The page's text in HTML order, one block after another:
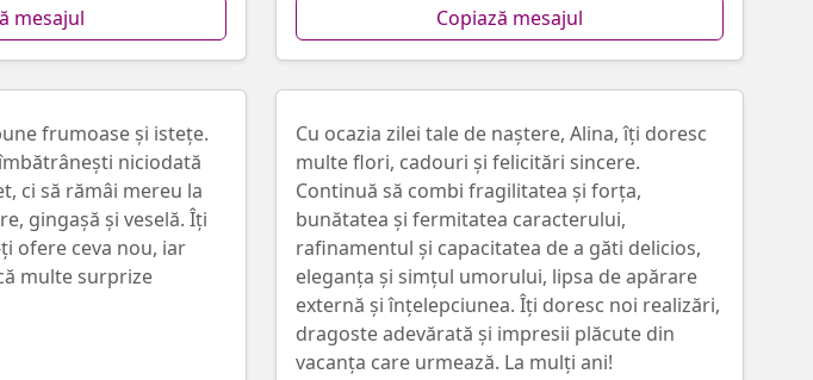
mesajul Copiază mesajul
frumoase și istețe.
niciodată
ci să rămâi mereu la
gingaşă și veselă. Îţi
ofere ceva nou, iar
multe surprize
Cu ocazia zilei tale de naştere, Alina, îți doresc
multe flori, cadouri şi felicitări sincere.
Continuă să combi fragilitatea și forța,
bunătatea și fermitatea caracterului,
rafinamentul și capacitatea de a găti delicios,
eleganța și simțul umorului, lipsa de apărare
externă și înțelepciunea. Îţi doresc noi realizări,
dragoste adevărată și impresii plăcute din
vacanța care urmează. La mulţi ani!